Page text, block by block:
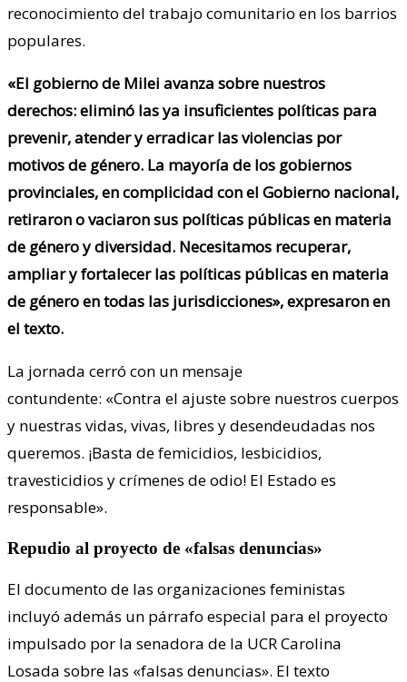
reconocimiento del trabajo comunitario en los barrios
populares.
«El gobierno de Milei avanza sobre nuestros
derechos: eliminó las ya insuficientes políticas para
prevenir, atender y erradicar las violencias por
motivos de género. La mayoría de los gobiernos
provinciales, en complicidad con el Gobierno nacional,
retiraron o vaciaron sus políticas públicas en materia
de género y diversidad. Necesitamos recuperar,
ampliar y fortalecer las políticas públicas en materia
de género en todas las jurisdicciones», expresaron en
el texto.
La jornada cerró con un mensaje
contundente: «Contra el ajuste sobre nuestros cuerpos
y nuestras vidas, vivas, libres y desendeudadas nos
queremos. ¡Basta de femicidios, lesbicidios,
travesticidios y crímenes de odio! El Estado es
responsable».
Repudio al proyecto de «falsas denuncias»
El documento de las organizaciones feministas
incluyó además un párrafo especial para el proyecto
impulsado por la senadora de la UCR Carolina
Losada sobre las «falsas denuncias». El texto